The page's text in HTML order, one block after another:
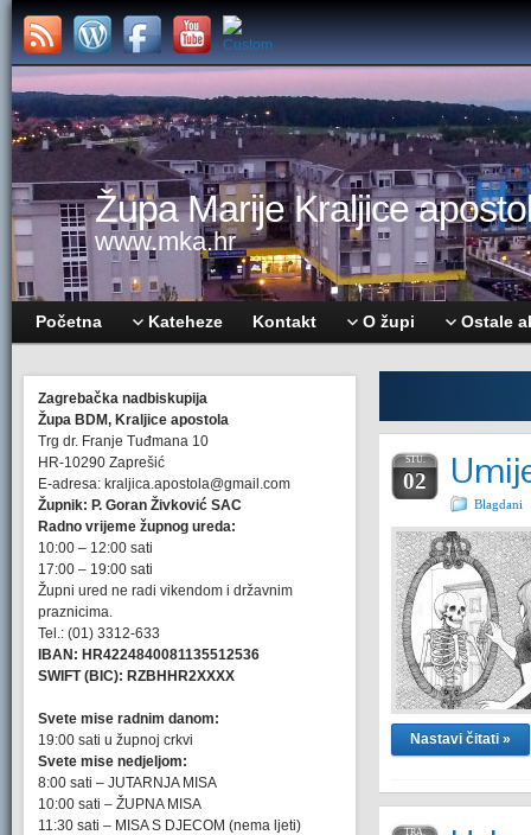
Župa Marije Kraljice
www.mka.hr
Početna Kateheze Kontakt O župi Ostale
Zagrebačka nadbiskupija
Župa BDM, Kraljice apostola
Trg dr. Franje Tuđmana 10
HR-10290 Zaprešić
E-adresa: kraljica.apostola@gmail.com
Župnik: P. Goran Živković SAC
Radno vrijeme župnog ureda:
10:00 – 12:00 sati
17:00 – 19:00 sati
Župni ured ne radi vikendom i državnim
praznicima.
Tel.: (01) 3312-633
IBAN: HR4224840081135512536
SWIFT (BIC): RZBHHR2XXXX
Svete mise radnim danom:
19:00 sati u župnoj crkvi
Svete mise nedjeljom:
8:00 sati – JUTARNJA MISA
10:00 sati – ŽUPNA MISA
11:30 sati – MISA S DJECOM (nema ljeti)
STU.
02
Blagdani
Nastavi čitati »
TRA.